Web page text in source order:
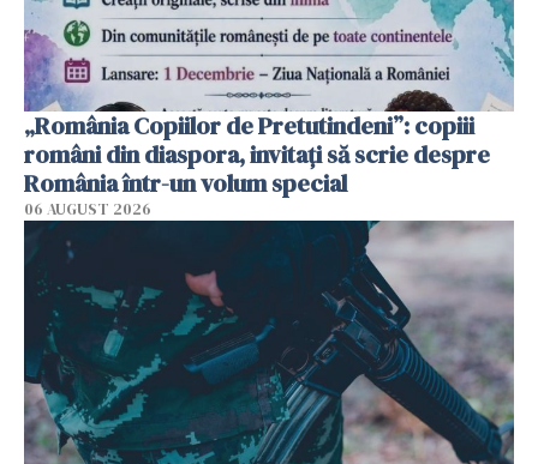
„România Copiilor de Pretutindeni”: copiii
români din diaspora, invitați să scrie despre
România într-un volum special
06 AUGUST 2026